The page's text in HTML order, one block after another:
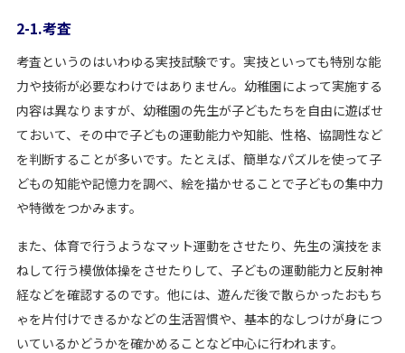
2-1.考査
考査というのはいわゆる実技試験です。実技といっても特別な能
力や技術が必要なわけではありません。幼稚園によって実施する
内容は異なりますが、幼稚園の先生が子どもたちを自由に遊ばせ
ておいて、その中で子どもの運動能力や知能、性格、協調性など
を判断することが多いです。たとえば、簡単なパズルを使って子
どもの知能や記憶力を調べ、絵を描かせることで子どもの集中力
や特徴をつかみます。
また、体育で行うようなマット運動をさせたり、先生の演技をま
ねして行う模倣体操をさせたりして、子どもの運動能力と反射神
経などを確認するのです。他には、遊んだ後で散らかったおもち
ゃを片付けできるかなどの生活習慣や、基本的なしつけが身につ
いているかどうかを確かめることなど中心に行われます。